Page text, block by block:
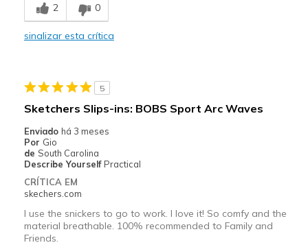
Comfortable
Going Out
Special Occasions
Travel
Width
Feels true to width
2 0
sinalizar esta crítica
5
Sketchers Slips-ins: BOBS Sport Arc Waves
Enviado há 3 meses
Por Gio
de South Carolina
Describe Yourself Practical
CRÍTICA EM
skechers.com
I use the snickers to go to work. I love it! So comfy and the
material breathable. 100% recommended to Family and
Friends.